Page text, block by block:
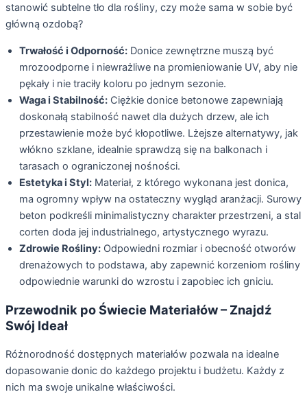
stanowić subtelne tło dla rośliny, czy może sama w sobie być
główną ozdobą?
Trwałość i Odporność: Donice zewnętrzne muszą być
mrozoodporne i niewrażliwe na promieniowanie UV, aby nie
pękały i nie traciły koloru po jednym sezonie.
Waga i Stabilność: Ciężkie donice betonowe zapewniają
doskonałą stabilność nawet dla dużych drzew, ale ich
przestawienie może być kłopotliwe. Lżejsze alternatywy, jak
włókno szklane, idealnie sprawdzą się na balkonach i
tarasach o ograniczonej nośności.
Estetyka i Styl: Materiał, z którego wykonana jest donica,
ma ogromny wpływ na ostateczny wygląd aranżacji. Surowy
beton podkreśli minimalistyczny charakter przestrzeni, a stal
corten doda jej industrialnego, artystycznego wyrazu.
Zdrowie Rośliny: Odpowiedni rozmiar i obecność otworów
drenażowych to podstawa, aby zapewnić korzeniom rośliny
odpowiednie warunki do wzrostu i zapobiec ich gniciu.
Przewodnik po Świecie Materiałów – Znajdź
Swój Ideał
Różnorodność dostępnych materiałów pozwala na idealne
dopasowanie donic do każdego projektu i budżetu. Każdy z
nich ma swoje unikalne właściwości.